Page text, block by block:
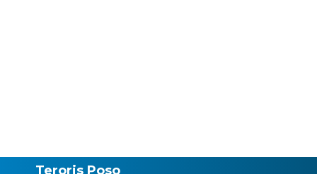
Teroris Poso